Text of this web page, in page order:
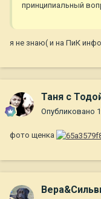
принципиальный
я не знаю( и на ПиК
Таня с
Опубликовано
фото щенка